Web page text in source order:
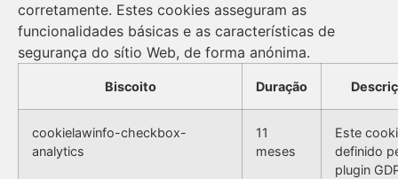
corretamente. Estes cookies asseguram as
funcionalidades básicas e as características de
segurança do sítio Web, de forma anónima.
Biscoito Duração
cookielawinfo-checkbox-
analytics
11
meses
Este
definido
plugin